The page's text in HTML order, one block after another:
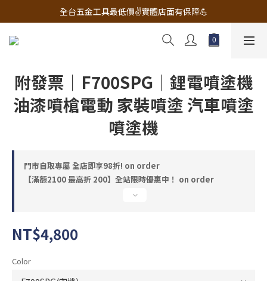
🔧電動工具&五金唯一首選 宇慶五金網拍🔧
全台五金工具最低價✌️實體店面有保障💪
配有專業維修部門🔧品質保修一年📌
附發票｜F700SPG｜鋰電噴塗機
油漆噴槍電動 家裝噴塗 汽車噴塗
噴塗機
門市自取專屬 全店即享98折! on order
【滿額2100 最高折 200】全站限時優惠中！ on order
NT$4,800
Color